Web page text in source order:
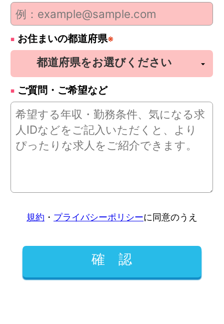
お住まいの都道府県※
ご質問・ご希望など
規約 ・ プライバシーポリシーに同意のうえ